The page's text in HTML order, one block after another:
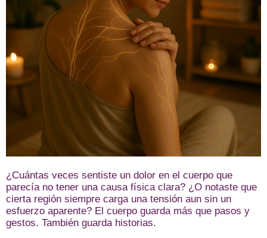
¿Cuántas veces sentiste un dolor en el cuerpo que
parecía no tener una causa física clara? ¿O notaste que
cierta región siempre carga una tensión aun sin un
esfuerzo aparente? El cuerpo guarda más que pasos y
gestos. También guarda historias.